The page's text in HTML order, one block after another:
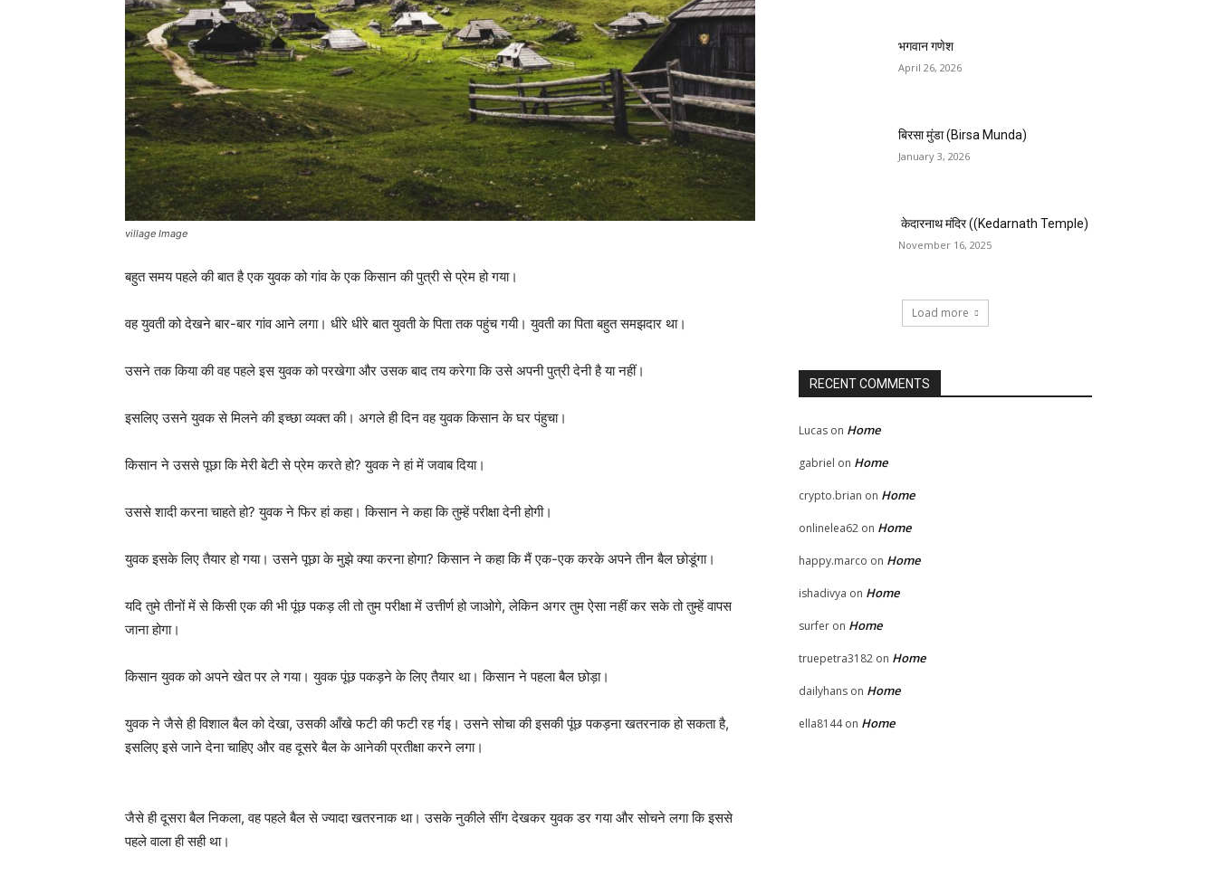
village Image
बहुत समय पहले की बात है एक युवक को गांव के एक किसान की पुत्री से प्रेम हो गया।
वह युवती को देखने बार-बार गांव आने लगा। धीरे धीरे बात युवती के पिता तक पहुंच गयी। युवती का पिता बहुत समझदार था।
उसने तक किया की वह पहले इस युवक को परखेगा और उसक बाद तय करेगा कि उसे अपनी पुत्री देनी है या नहीं।
इसलिए उसने युवक से मिलने की इच्छा व्यक्त की। अगले ही दिन वह युवक किसान के घर पंहुचा।
किसान ने उससे पूछा कि मेरी बेटी से प्रेम करते हो? युवक ने हां में जवाब दिया।
उससे शादी करना चाहते हो? युवक ने फिर हां कहा। किसान ने कहा कि तुम्हें परीक्षा देनी होगी।
युवक इसके लिए तैयार हो गया। उसने पूछा के मुझे क्या करना होगा? किसान ने कहा कि मैं एक-एक करके अपने तीन बैल छोडूंगा।
यदि तुमे तीनों में से किसी एक की भी पूंछ पकड़ ली तो तुम परीक्षा में उत्तीर्ण हो जाओगे, लेकिन अगर तुम ऐसा नहीं कर सके तो तुम्हें वापस
जाना होगा।
किसान युवक को अपने खेत पर ले गया। युवक पूंछ पकड़ने के लिए तैयार था। किसान ने पहला बैल छोड़ा।
युवक ने जैसे ही विशाल बैल को देखा, उसकी आँखे फटी की फटी रह र्गइ। उसने सोचा की इसकी पूंछ पकड़ना खतरनाक हो सकता है,
इसलिए इसे जाने देना चाहिए और वह दूसरे बैल के आनेकी प्रतीक्षा करने लगा।
जैसे ही दूसरा बैल निकला, वह पहले बैल से ज्यादा खतरनाक था। उसके नुकीले सींग देखकर युवक डर गया और सोचने लगा कि इससे
पहले वाला ही सही था।
भगवान गणेश
April 26, 2026
बिरसा मुंडा (Birsa Munda)
January 3, 2026
केदारनाथ मंदिर ((Kedarnath Temple)
November 16, 2025
Load more
RECENT COMMENTS
Lucas on Home
gabriel on Home
crypto.brian on Home
onlinelea62 on Home
happy.marco on Home
ishadivya on Home
surfer on Home
truepetra3182 on Home
dailyhans on Home
ella8144on Home